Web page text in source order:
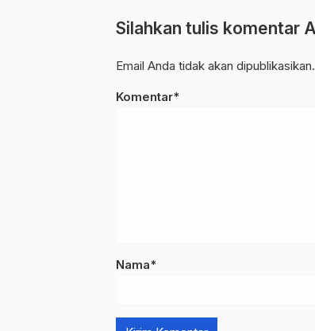
Silahkan tulis komentar
Email Anda tidak akan
Komentar*
Nama*